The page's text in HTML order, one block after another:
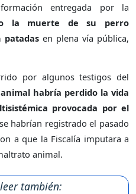
entregada por la
la muerte de su perro
patadas en plena vía pública,
por algunos testigos del
habría perdido la vida
provocada por el
habrían registrado el pasado
a que la Fiscalía imputara a
animal.
también: